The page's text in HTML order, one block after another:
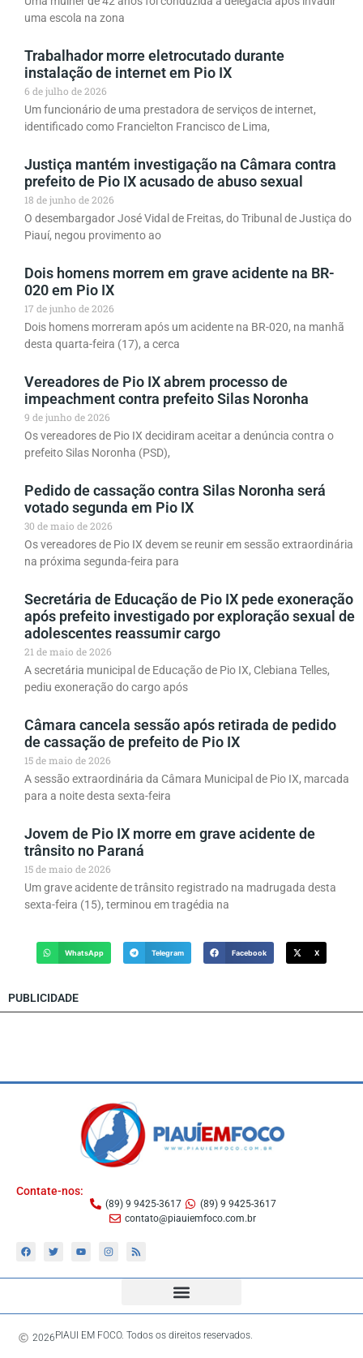
uma escola na zona
Trabalhador morre eletrocutado durante
instalação de internet em Pio IX
6 de julho de 2026
Um funcionário de uma prestadora de serviços de internet,
identificado como Francielton Francisco de Lima,
Justiça mantém investigação na Câmara contra
prefeito de Pio IX acusado de abuso sexual
18 de junho de 2026
O desembargador José Vidal de Freitas, do Tribunal de Justiça do
Piauí, negou provimento ao
Dois homens morrem em grave acidente na BR-
020 em Pio IX
17 de junho de 2026
Dois homens morreram após um acidente na BR-020, na manhã
desta quarta-feira (17), a cerca
Vereadores de Pio IX abrem processo de
impeachment contra prefeito Silas Noronha
9 de junho de 2026
Os vereadores de Pio IX decidiram aceitar a denúncia contra o
prefeito Silas Noronha (PSD),
Pedido de cassação contra Silas Noronha será
votado segunda em Pio IX
30 de maio de 2026
Os vereadores de Pio IX devem se reunir em sessão extraordinária
na próxima segunda-feira para
Secretária de Educação de Pio IX pede exoneração
após prefeito investigado por exploração sexual de
adolescentes reassumir cargo
21 de maio de 2026
A secretária municipal de Educação de Pio IX, Clebiana Telles,
pediu exoneração do cargo após
Câmara cancela sessão após retirada de pedido
de cassação de prefeito de Pio IX
15 de maio de 2026
A sessão extraordinária da Câmara Municipal de Pio IX, marcada
para a noite desta sexta-feira
Jovem de Pio IX morre em grave acidente de
trânsito no Paraná
15 de maio de 2026
Um grave acidente de trânsito registrado na madrugada desta
sexta-feira (15), terminou em tragédia na
WhatsApp Telegram Facebook X
PUBLICIDADE
Contate-nos:
(89) 9 9425-3617
(89) 9 9425-3617
contato@piauiemfoco.com.br
2026PIAUI EM FOCO. Todos os direitos reservados.